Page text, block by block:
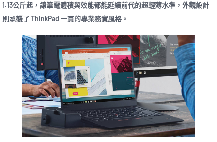
1.13公斤起，讓筆電體積與效能都能延續前代的超輕薄水準，外觀設計
則承襲了 ThinkPad 一貫的專業務實風格。